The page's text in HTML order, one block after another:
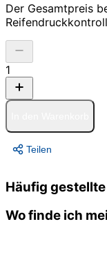
Der Gesamtpreis
1
Teilen
Häufig
Wo finde ich